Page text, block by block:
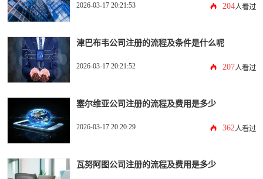
2026-03-17 20:21:53 204人看过
津巴布韦公司注册的流程及条件是什么呢
2026-03-17 20:21:52 207人看过
塞尔维亚公司注册的流程及费用是多少
2026-03-17 20:20:29 362 人看过
瓦努阿图公司注册的流程及费用是多少